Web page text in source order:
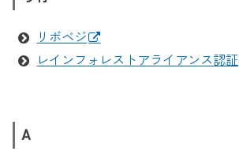
リボベジ
レインフォレストアライアンス認証
A